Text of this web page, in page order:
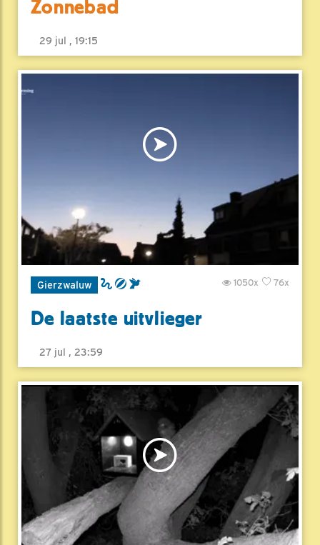
Zonnebad
29 jul , 19:15
Gierzwaluw 76x
1050x
De laatste uitvlieger
27 jul , 23:59